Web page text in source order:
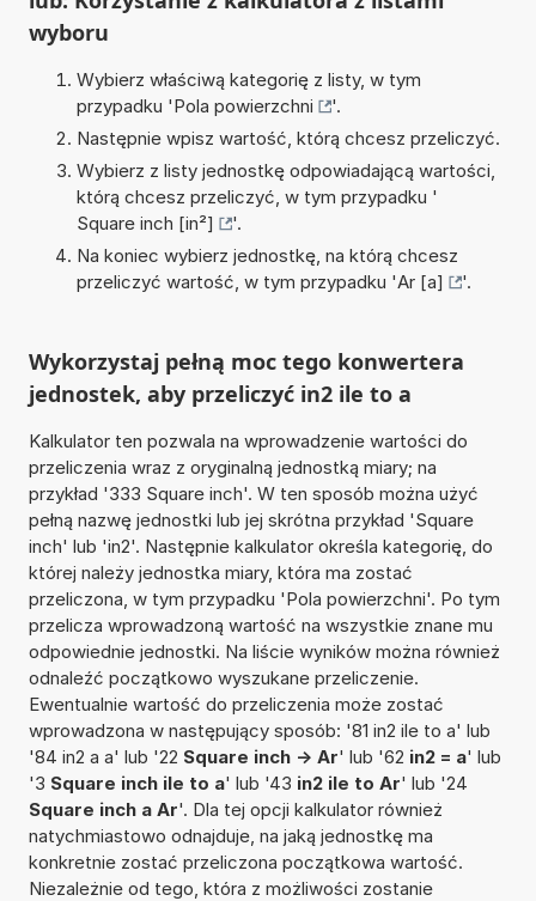
wyboru
Wybierz właściwą kategorię z listy, w tym
przypadku 'Pola powierzchni
'.
Następnie wpisz wartość, którą chcesz przeliczyć.
Wybierz z listy jednostkę odpowiadającą wartości,
którą chcesz przeliczyć, w tym przypadku '
Square inch [in²]
'.
Na koniec wybierz jednostkę, na którą chcesz
przeliczyć wartość, w tym przypadku 'Ar [a] '.
Wykorzystaj pełną moc tego konwertera
jednostek, aby przeliczyć in2 ile to a
Kalkulator ten pozwala na wprowadzenie wartości do
przeliczenia wraz z oryginalną jednostką miary; na
przykład '333 Square inch'. W ten sposób można użyć
pełną nazwę jednostki lub jej skrótna przykład 'Square
inch' lub 'in2'. Następnie kalkulator określa kategorię, do
której należy jednostka miary, która ma zostać
przeliczona, w tym przypadku 'Pola powierzchni'. Po tym
przelicza wprowadzoną wartość na wszystkie znane mu
odpowiednie jednostki. Na liście wyników można również
odnaleźć początkowo wyszukane przeliczenie.
Ewentualnie wartość do przeliczenia może zostać
wprowadzona w następujący sposób: '81 in2 ile to a' lub
'84 in2 a a' lub '22 Square inch -> Ar' lub '62 in2 = a' lub
'3 Square inch ile to a' lub '43 in2 ile to Ar' lub '24
Square inch a Ar'. Dla tej opcji kalkulator również
natychmiastowo odnajduje, na jaką jednostkę ma
konkretnie zostać przeliczona początkowa wartość.
Niezależnie od tego, która z możliwości zostanie